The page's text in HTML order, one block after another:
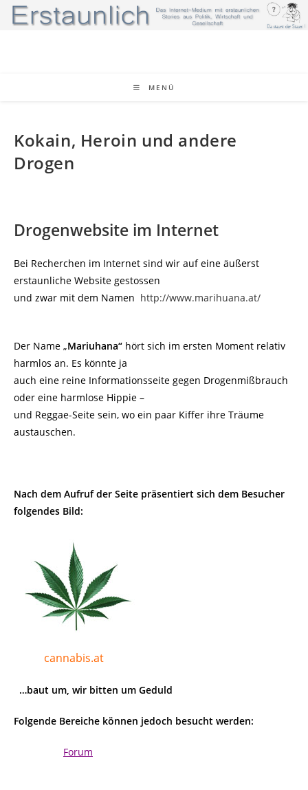
Zum
Inhalt
MENÜ
Kokain, Heroin und andere
Drogen
Drogenwebsite im Internet
Bei Recherchen im Internet sind wir auf eine äußerst
erstaunliche Website gestossen
und zwar mit dem Namen http://www.marihuana.at/
Der Name „Mariuhana“ hört sich im ersten Moment relativ
harmlos an. Es könnte ja
auch eine reine Informationsseite gegen Drogenmißbrauch
oder eine harmlose Hippie –
und Reggae-Seite sein, wo ein paar Kiffer ihre Träume
austauschen.
Nach dem Aufruf der Seite präsentiert sich dem Besucher
folgendes Bild:
cannabis.at
…baut um, wir bitten um Geduld
Folgende Bereiche können jedoch besucht werden:
Forum